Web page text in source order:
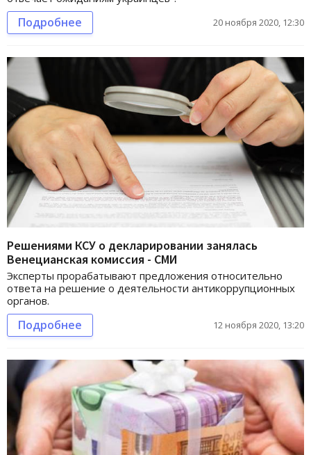
Подробнее 20 ноября 2020, 12:30
Решениями КСУ о декларировании занялась
Венецианская комиссия - СМИ
Эксперты прорабатывают предложения относительно
ответа на решение о деятельности антикоррупционных
органов.
Подробнее 12 ноября 2020, 13:20